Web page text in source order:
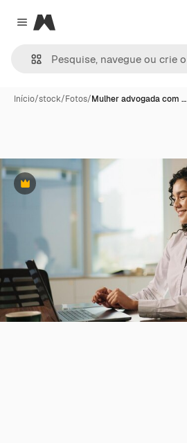
Close menu
Magnific
Início/stock/Fotos/Mulher advogada com …
Premium